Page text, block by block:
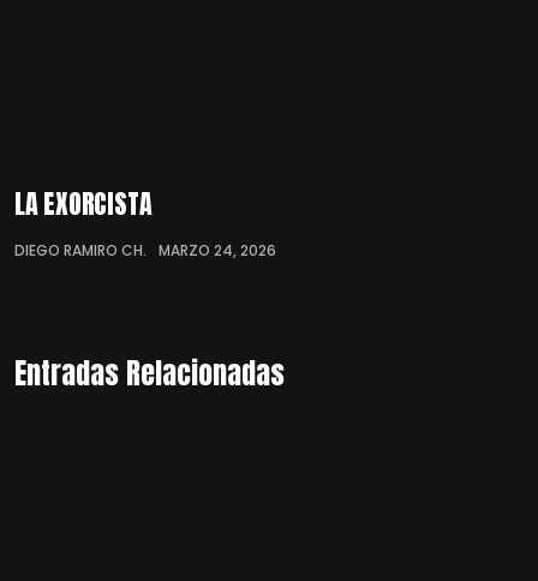
LA EXORCISTA
DIEGO RAMIRO CH. MARZO 24, 2026
Entradas Relacionadas